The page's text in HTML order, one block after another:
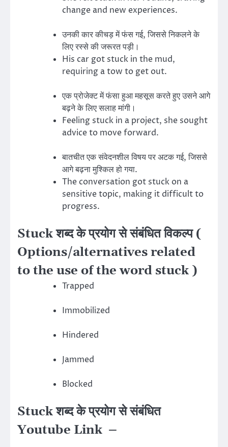
change and new experiences.
उनकी कार कीचड़ में फंस गई, जिससे निकलने के
लिए रस्से की जरूरत पड़ी।
His car got stuck in the mud,
requiring a tow to get out.
एक प्रोजेक्ट में फंसा हुआ महसूस करते हुए उसने आगे
बढ़ने के लिए सलाह मांगी।
Feeling stuck in a project, she sought
advice to move forward.
बातचीत एक संवेदनशील विषय पर अटक गई, जिससे
आगे बढ़ना मुश्किल हो गया.
The conversation got stuck on a
sensitive topic, making it difficult to
progress.
Stuck शब्द के प्रयोग से संबंधित विकल्प (
Options/alternatives related
to the use of the word stuck )
Trapped
Immobilized
Hindered
Jammed
Blocked
Stuck शब्द के प्रयोग से संबंधित
Youtube Link –